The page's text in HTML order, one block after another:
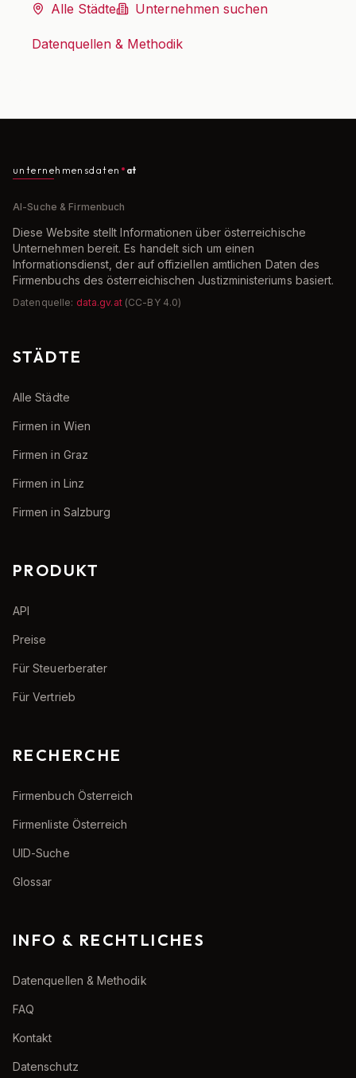
Alle Städte Unternehmen suchen
Datenquellen & Methodik
unternehmensdaten at
AI-Suche & Firmenbuch
Diese Website stellt Informationen über österreichische
Unternehmen bereit. Es handelt sich um einen
Informationsdienst, der auf offiziellen amtlichen Daten des
Firmenbuchs des österreichischen Justizministeriums basiert.
Datenquelle: data.gv.at (CC-BY 4.0)
STÄDTE
Alle Städte
Firmen in Wien
Firmen in Graz
Firmen in Linz
Firmen in Salzburg
PRODUKT
API
Preise
Für Steuerberater
Für Vertrieb
RECHERCHE
Firmenbuch Österreich
Firmenliste Österreich
UID-Suche
Glossar
INFO & RECHTLICHES
Datenquellen & Methodik
FAQ
Kontakt
Datenschutz